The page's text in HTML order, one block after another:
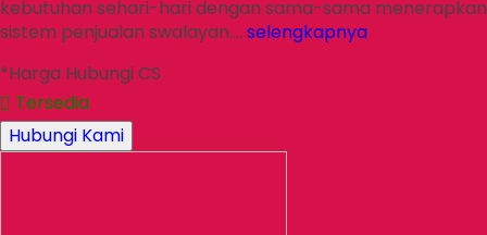
kebutuhan sehari-hari dengan sama-sama menerapkan
sistem penjualan swalayan…. selengkapnya
*Harga Hubungi CS
Tersedia
Hubungi Kami